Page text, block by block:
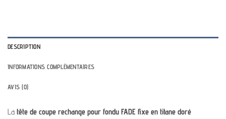
DESCRIPTION
INFORMATIONS COMPLÉMENTAIRES
AVIS (0)
La tête de coupe rechange pour fondu FADE fixe en titane doré